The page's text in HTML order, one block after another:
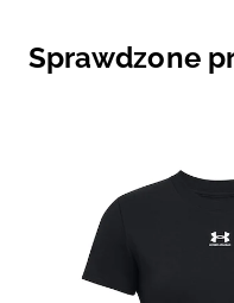
Sprawdzone